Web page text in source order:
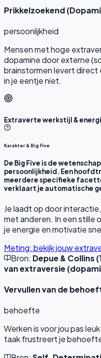
Prikkelzoekend
persoonlijkheid
Mensen met hoge
dopamine door externe
brainstormen levert direct
in je eentje niet.
Extraverte werkstijl &
Karakter & Big Five
De Big Five is de
persoonlijkheid. Een
meerdere specifieke
verklaart je automatische
Je laadt op door
met anderen. In een stille
je energie en motivatie
Meting: bekijk jouw
Bron: Depue & Collins
van extraversie
Vervullen van de
behoefte
Werken is voor jou pas
taak frustreert je